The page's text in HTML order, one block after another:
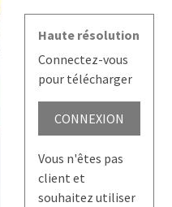
Haute résolution
Connectez-vous
pour télécharger
CONNEXION
Vous n'êtes pas
client et
souhaitez utiliser